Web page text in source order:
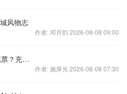
风物志
作者: 邓月韵 2026-08-08 09:00
《剑侠情缘移动版》圣诞还跳票？充值卡助力时间大猜想！
作者: 施厚光 2026-08-08 07:30